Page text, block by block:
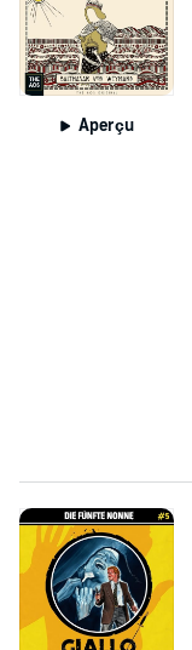
Aperçu